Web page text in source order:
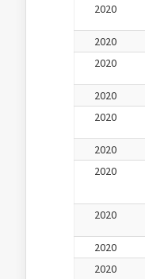
2020
2020
2020
2020
2020
2020
2020
2020
2020
2020